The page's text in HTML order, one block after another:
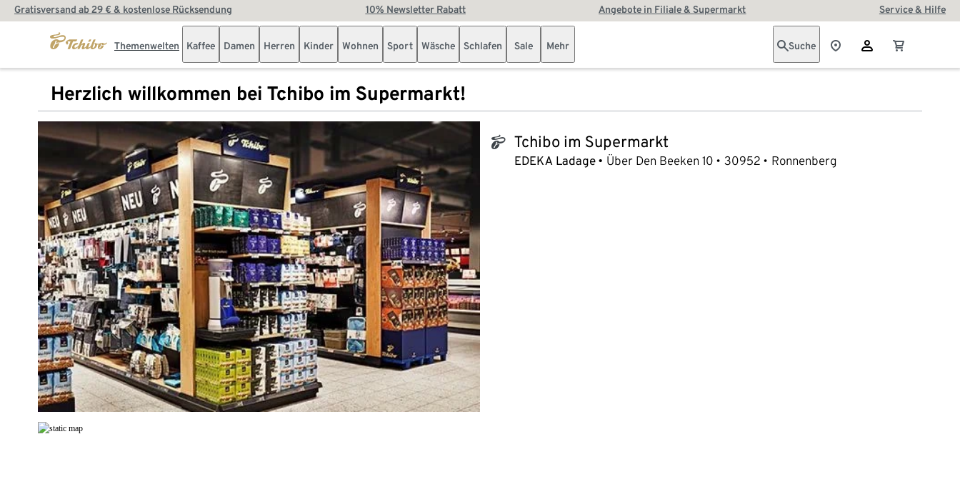
Gratisversand ab 29 € & kostenlose Rücksendung 10% Newsletter Rabatt Angebote in Filiale & Supermarkt Service & Hilfe
Themenwelten Kaffee Damen Herren Kinder Wohnen Sport Wäsche Schlafen Sale Mehr Suche
Herzlich willkommen bei Tchibo im Supermarkt!
tchibo_logo Tchibo im Supermarkt
EDEKA Ladage Über Den Beeken 10 30952 Ronnenberg